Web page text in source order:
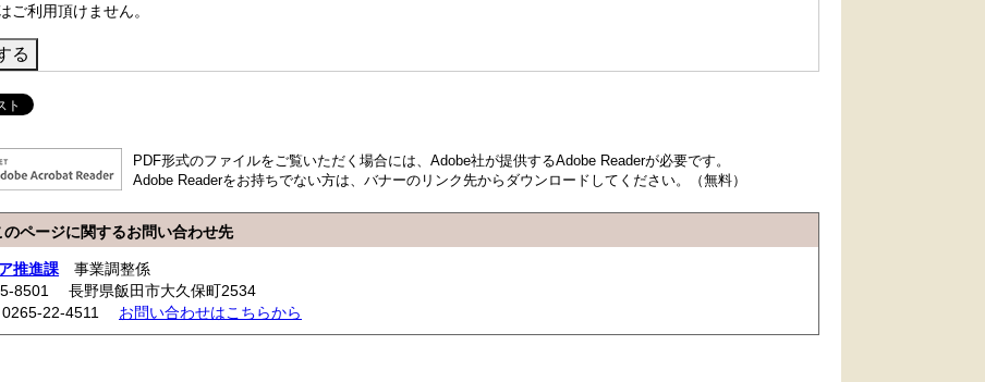
ご利用頂けません。
PDF形式のファイルをご覧いただく場合には、Adobe社が提供するAdobe Readerが必要です。
Adobe Readerをお持ちでない方は、バナーのリンク先からダウンロードしてください。（無料）
のページに関するお問い合わせ先
推進課 事業調整係
8501 長野県飯田市大久保町2534
0265-22-4511 お問い合わせはこちらから